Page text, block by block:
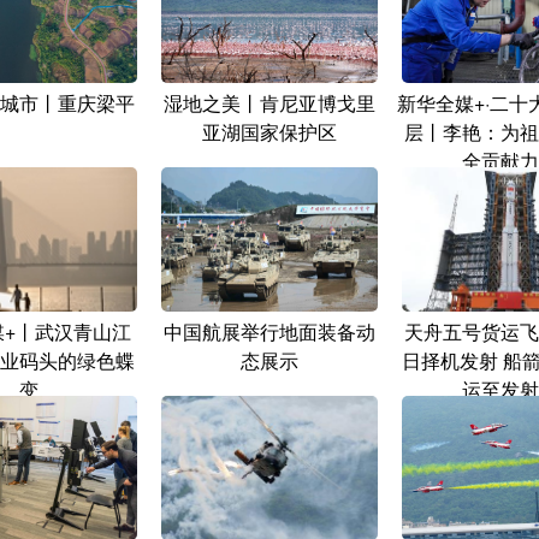
市丨重庆梁平
湿地之美丨肯尼亚博戈里
亚湖国家保护区
新华全媒+·二十
层丨李艳：为
全贡献
丨武汉青山江
码头的绿色蝶
变
中国航展举行地面装备动
态展示
天舟五号货运
日择机发射 船
运至发